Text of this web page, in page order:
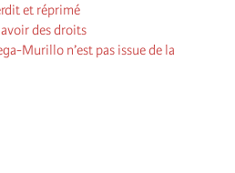
et réprimé
des droits
Murillo n’est pas issue de la